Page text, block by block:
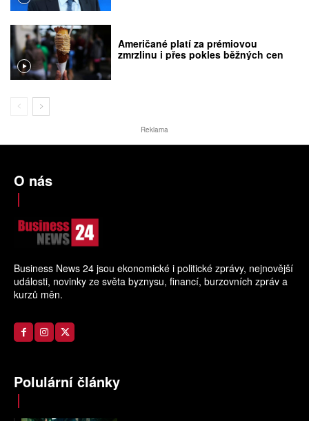
Američané platí za prémiovou
zmrzlinu i přes pokles běžných cen
Reklama
O nás
Business News 24 jsou ekonomické i politické zprávy, nejnovější
události, novinky ze světa byznysu, financí, burzovních zpráv a
kurzů měn.
Polulární články